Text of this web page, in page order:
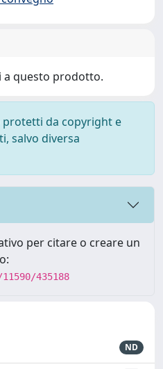
a questo prodotto.
protetti da copyright e
salvo diversa
per citare o creare un
435188
ND